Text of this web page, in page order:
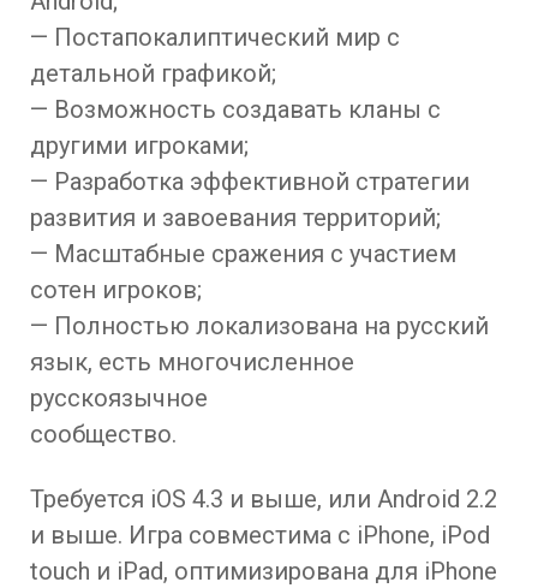
— Постапокалиптический мир с
детальной графикой;
— Возможность создавать кланы с
другими игроками;
— Разработка эффективной стратегии
развития и завоевания территорий;
— Масштабные сражения с участием
сотен игроков;
— Полностью локализована на русский
язык, есть многочисленное
русскоязычное
сообщество.
Требуется iOS 4.3 и выше, или Android 2.2
и выше. Игра совместима с iPhone, iPod
touch и iPad, оптимизирована для iPhone